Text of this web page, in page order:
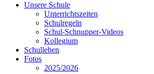
Unsere Schule
Unterrichtszeiten
Schulregeln
Schul-Schnupper-Videos
Kollegium
Schulleben
Fotos
2025/2026